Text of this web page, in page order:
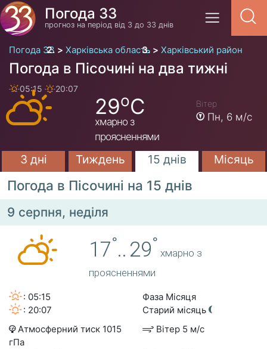
Погода 33
прогноз на період від 3 до 33 днів
Погода 33 Харківська область Харківський район
Погода в Пісочині на два тижні
05:15 20:07
29oC
хмарно з
проясненнями
Вітер
Пн, 6 м/с
3 дні Тиждень 15 днів Місяць
Погода в Пісочині на 15 днів
9 серпня, неділя
17°.. 29°
хмарно з
проясненнями
: 05:15
: 20:07
Фаза Місяця
Старий місяць
Атмосферний тиск 1015
гПа
Вітер 5 м/с